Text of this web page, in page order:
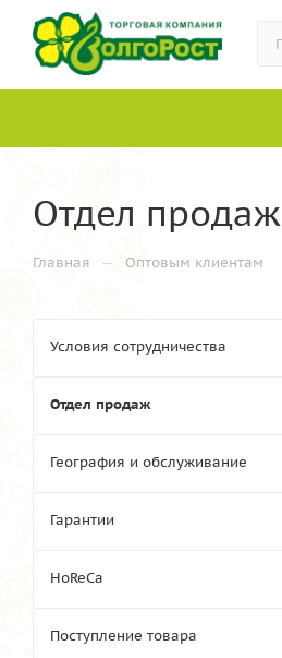
Отдел продаж
Главная — Оптовым клиентам
Условия сотрудничества
Отдел продаж
География и обслуживание
Гарантии
HoReCa
Поступление товара